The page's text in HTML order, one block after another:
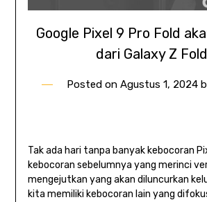
Google Pixel 9 Pro Fold
dari Galaxy Z
Posted on Agustus 1, 2024
Tak ada hari tanpa banyak kebocoran
kebocoran sebelumnya yang merinci
mengejutkan yang akan diluncurkan
kita memiliki kebocoran lain yang